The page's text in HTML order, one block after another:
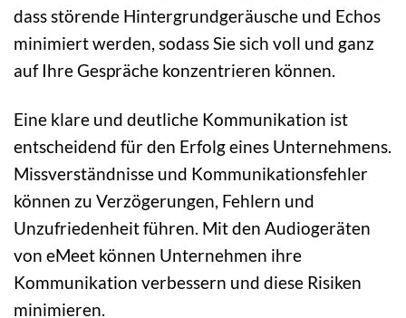
dass störende Hintergrundgeräusche und Echos
minimiert werden, sodass Sie sich voll und ganz
auf Ihre Gespräche konzentrieren können.
Eine klare und deutliche Kommunikation ist
entscheidend für den Erfolg eines Unternehmens.
Missverständnisse und Kommunikationsfehler
können zu Verzögerungen, Fehlern und
Unzufriedenheit führen. Mit den Audiogeräten
von eMeet können Unternehmen ihre
Kommunikation verbessern und diese Risiken
minimieren.